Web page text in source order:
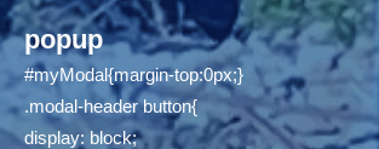
popup
#myModal{margin-top:0px;}
.modal-header button{
display: block;